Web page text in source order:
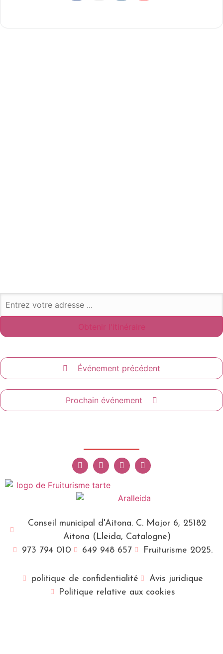
Événement précédent
Prochain événement
Conseil municipal d'Aitona. C. Major 6, 25182
Aitona (Lleida, Catalogne)
973 794 010
649 948 657 Fruiturisme 2025.
politique de confidentialité
Avis juridique
Politique relative aux cookies